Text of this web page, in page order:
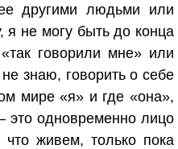
другими людьми или
я не могу быть до конца
говорили мне» или
знаю, говорить о себе
мире «я» и где «она»,
это одновременно лицо
живем, только пока